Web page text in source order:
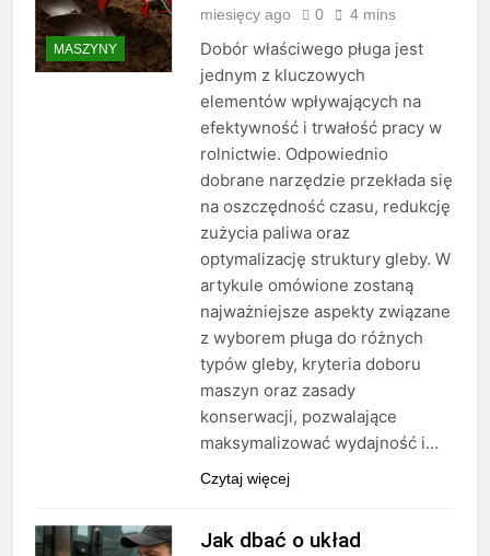
MASZYNY
miesięcy ago 0 4 mins
Dobór właściwego pługa jest
jednym z kluczowych
elementów wpływających na
efektywność i trwałość pracy w
rolnictwie. Odpowiednio
dobrane narzędzie przekłada się
na oszczędność czasu, redukcję
zużycia paliwa oraz
optymalizację struktury gleby. W
artykule omówione zostaną
najważniejsze aspekty związane
z wyborem pługa do różnych
typów gleby, kryteria doboru
maszyn oraz zasady
konserwacji, pozwalające
maksymalizować wydajność i…
Czytaj więcej
Jak dbać o układ